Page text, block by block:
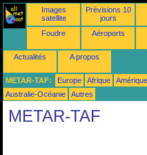
Images
satellite
Prévisions 10
jours
Foudre Aéroports
Actualités A propos
METAR-TAF: Europe Afrique
Australie-Océanie
Autres
METAR-TAF